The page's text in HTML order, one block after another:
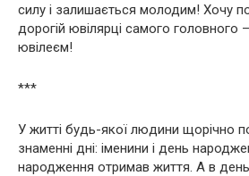
силу і залишається молодим! Хочу
дорогій ювілярці самого головного
ювілеєм!
***
У житті будь-якої людини щорічно
знаменні дні: іменини і день
народження отримав життя. А в